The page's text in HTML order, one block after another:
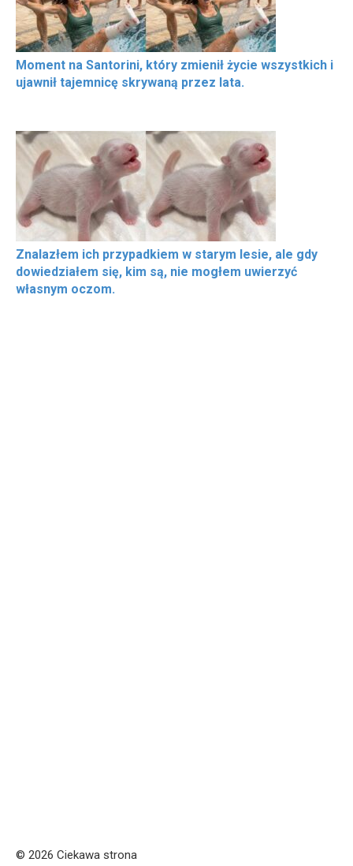
Moment na Santorini, który zmienił życie wszystkich i
ujawnił tajemnicę skrywaną przez lata.
Znalazłem ich przypadkiem w starym lesie, ale gdy
dowiedziałem się, kim są, nie mogłem uwierzyć
własnym oczom.
© 2026 Ciekawa strona